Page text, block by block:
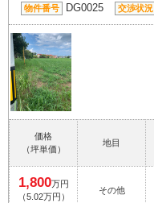
物件番号 DG0025 交渉状況
価格
（坪単価）
地目
1,800万円
（5.02万円）
その他